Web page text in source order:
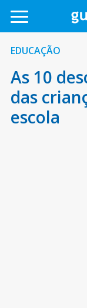
EDUCAÇÃO
As 10
das
escola